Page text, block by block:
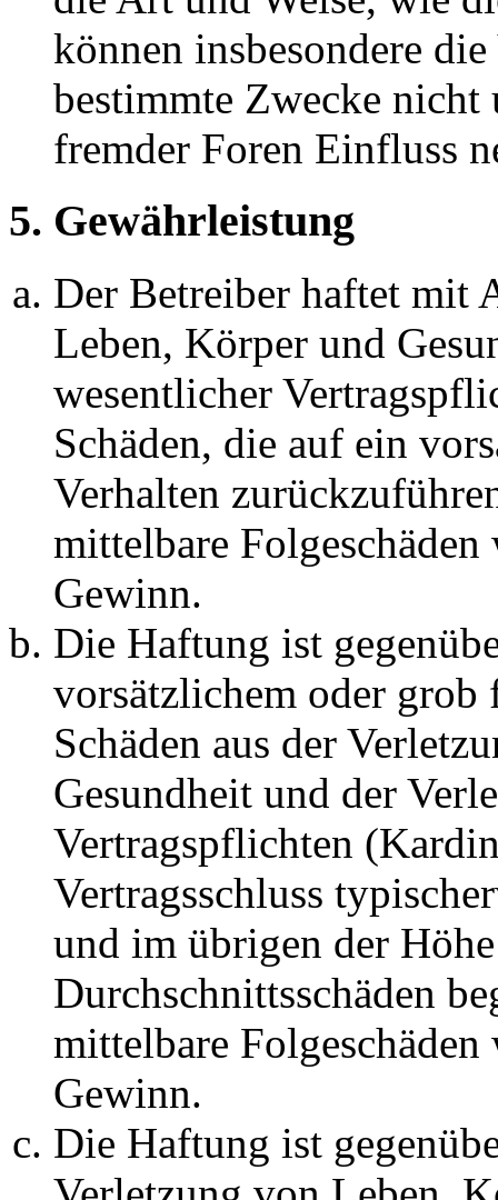
können insbesondere
bestimmte Zwecke nicht
fremder Foren Einfluss
5. Gewährleistung
Der Betreiber haftet mit
Leben, Körper und
wesentlicher
Schäden, die auf ein
Verhalten
mittelbare Folgeschäden
Gewinn.
Die Haftung ist
vorsätzlichem oder grob
Schäden aus der
Gesundheit und der
Vertragspflichten
Vertragsschluss
und im übrigen der
Durchschnittsschäden
mittelbare Folgeschäden
Gewinn.
Die Haftung ist